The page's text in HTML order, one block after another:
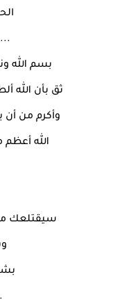
بسم الله
ثق بأن الله
وأكرم من أن
الله أعظم
سيقتلعك